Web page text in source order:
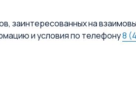
заинтересованных на
и условия по телефону8